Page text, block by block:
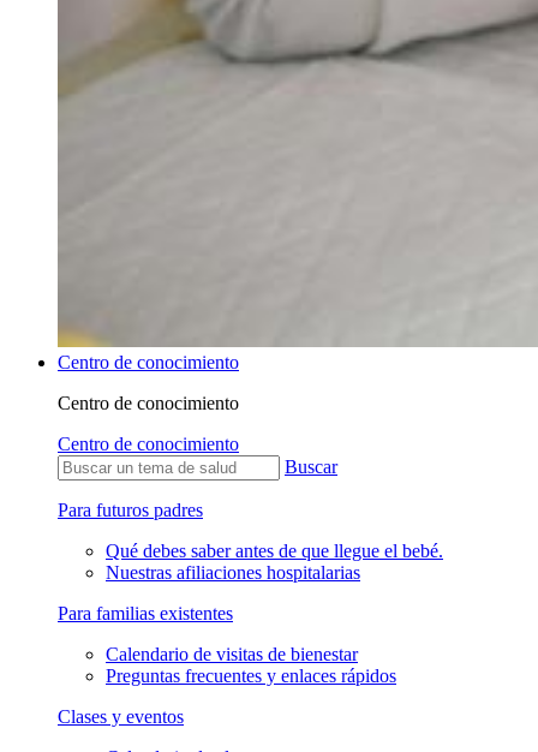
Centro de conocimiento
Centro de conocimiento
Centro de conocimiento
Buscar
Para futuros padres
Qué debes saber antes de que llegue el bebé.
Nuestras afiliaciones hospitalarias
Para familias existentes
Calendario de visitas de bienestar
Preguntas frecuentes y enlaces rápidos
Clases y eventos